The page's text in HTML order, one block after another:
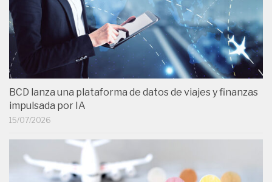
BCD lanza una plataforma de datos de viajes y finanzas
impulsada por IA
15/07/2026